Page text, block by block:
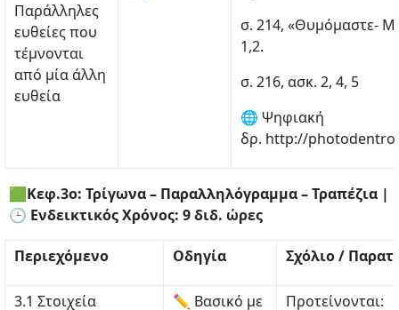
Παράλληλες
ευθείες που
τέμνονται
από μία άλλη
ευθεία
σ. 214, «Θυμόμαστε-
1,2.
σ. 216, ασκ. 2, 4, 5
🌐 Ψηφιακή
δρ. http://
🟩Κεφ.3ο: Τρίγωνα – Παραλληλόγραμμα – Τραπέζια |
🕒 Ενδεικτικός Χρόνος: 9 διδ. ώρες
Περιεχόμενο Οδηγία Σχόλιο /
3.1 Στοιχεία
✏ Βασικό με
Προτείνονται: